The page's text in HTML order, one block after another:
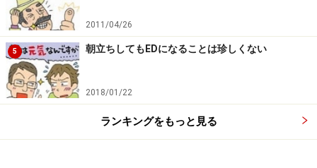
2011/04/26
5 朝立ちしてもEDになることは珍しくない
2018/01/22
ランキングをもっと見る